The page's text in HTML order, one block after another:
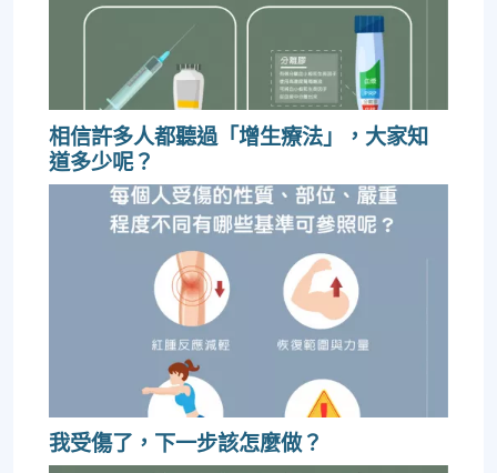
相信許多人都聽過「增生療法」，大家知
道多少呢？
我受傷了，下一步該怎麼做？